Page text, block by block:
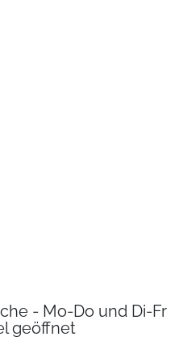
- Mo-Do und Di-Fr
geöffnet